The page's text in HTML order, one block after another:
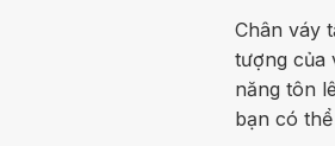
Chân váy
tượng của
năng tôn
bạn có